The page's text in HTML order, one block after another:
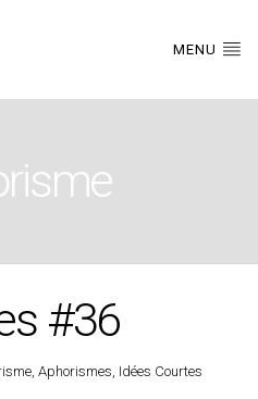
MENU
#36
, Aphorismes Idées Courtes